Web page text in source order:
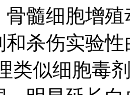
骨髓细胞增
和杀伤实验
类似细胞毒